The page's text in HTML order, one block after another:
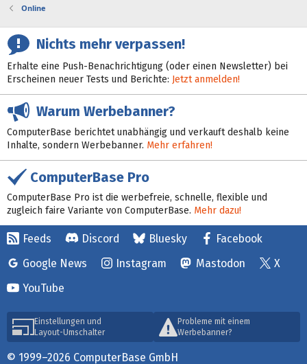
Online
Nichts mehr verpassen!
Erhalte eine Push-Benachrichtigung (oder einen Newsletter) bei
Erscheinen neuer Tests und Berichte: Jetzt anmelden!
Warum Werbebanner?
ComputerBase berichtet unabhängig und verkauft deshalb keine
Inhalte, sondern Werbebanner. Mehr erfahren!
ComputerBase Pro
ComputerBase Pro ist die werbefreie, schnelle, flexible und
zugleich faire Variante von ComputerBase. Mehr dazu!
Feeds Discord Bluesky
Facebook
Google News
Instagram Mastodon
X
YouTube
Einstellungen und
Layout-Umschalter
Probleme mit einem
Werbebanner?
© 1999–2026 ComputerBase GmbH